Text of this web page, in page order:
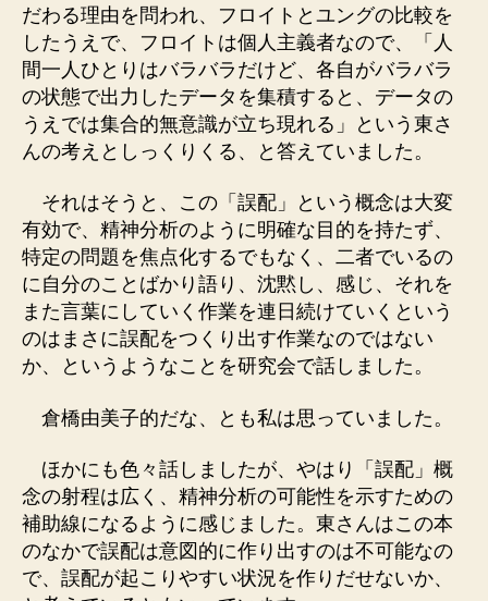
だわる理由を問われ、フロイトとユングの比較を
したうえで、フロイトは個人主義者なので、「人
間一人ひとりはバラバラだけど、各自がバラバラ
の状態で出力したデータを集積すると、データの
うえでは集合的無意識が立ち現れる」という東さ
んの考えとしっくりくる、と答えていました。
それはそうと、この「誤配」という概念は大変
有効で、精神分析のように明確な目的を持たず、
特定の問題を焦点化するでもなく、二者でいるの
に自分のことばかり語り、沈黙し、感じ、それを
また言葉にしていく作業を連日続けていくという
のはまさに誤配をつくり出す作業なのではない
か、というようなことを研究会で話しました。
倉橋由美子的だな、とも私は思っていました。
ほかにも色々話しましたが、やはり「誤配」概
念の射程は広く、精神分析の可能性を示すための
補助線になるように感じました。東さんはこの本
のなかで誤配は意図的に作り出すのは不可能なの
で、誤配が起こりやすい状況を作りだせないか、